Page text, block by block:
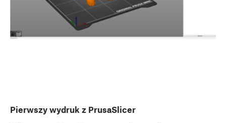
Pierwszy wydruk z PrusaSlicer